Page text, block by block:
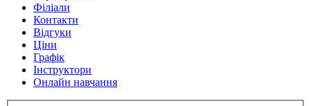
Філіали
Контакти
Відгуки
Ціни
Графік
Інструктори
Онлайн навчання